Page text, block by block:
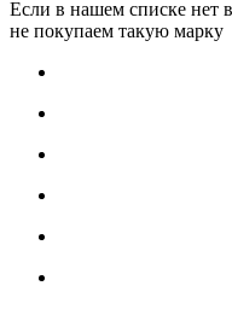
Если в нашем списке нет
не покупаем такую марку